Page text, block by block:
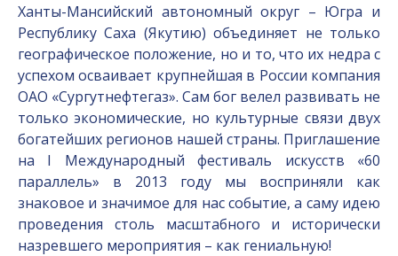
Ханты-Мансийский автономный округ – Югра и
Республику Саха (Якутию) объединяет не только
географическое положение, но и то, что их недра с
успехом осваивает крупнейшая в России компания
ОАО «Сургутнефтегаз». Сам бог велел развивать не
только экономические, но культурные связи двух
богатейших регионов нашей страны. Приглашение
на I Международный фестиваль искусств «60
параллель» в 2013 году мы восприняли как
знаковое и значимое для нас событие, а саму идею
проведения столь масштабного и исторически
назревшего мероприятия – как гениальную!